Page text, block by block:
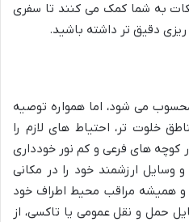
به شما کمک می کنند تا سفری
دقیق تر داشته باشید.
می شود، اما همواره توصیه
خلوت تر، احتیاط های لازم را
کوچه های فرعی و کم نور خودداری
وسایل ارزشمند خود را در مکانی
و همیشه مراقب محیط اطراف خود
حمل و نقل عمومی یا تاکسی، از